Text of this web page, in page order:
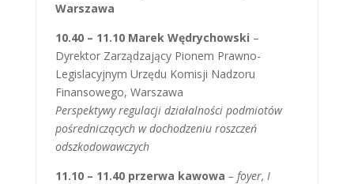
Warszawa
10.40 – 11.10 Marek Wędrychowski –
Dyrektor Zarządzający Pionem Prawno-
Legislacyjnym Urzędu Komisji Nadzoru
Finansowego, Warszawa
Perspektywy regulacji działalności podmiotów
pośredniczących w dochodzeniu roszczeń
odszkodowawczych
11.10 – 11.40 przerwa kawowa – foyer, I